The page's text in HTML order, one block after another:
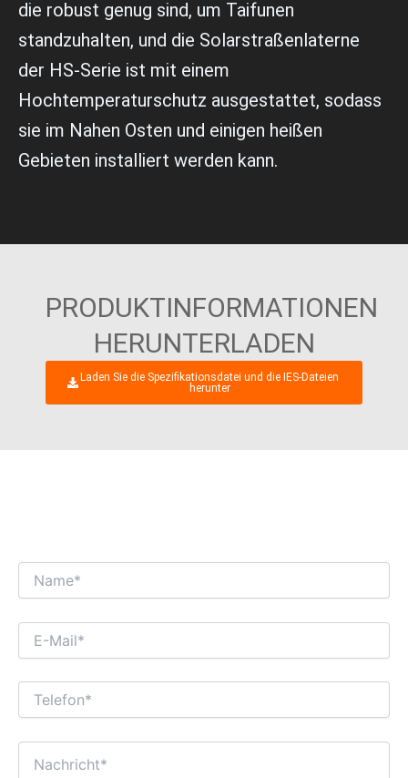
die robust genug sind, um Taifunen
standzuhalten, und die Solarstraßenlaterne
der HS-Serie ist mit einem
Hochtemperaturschutz ausgestattet, sodass
sie im Nahen Osten und einigen heißen
Gebieten installiert werden kann.
PRODUKTINFORMATIONEN
HERUNTERLADEN
Laden Sie die Spezifikationsdatei und die IES-Dateien
herunter